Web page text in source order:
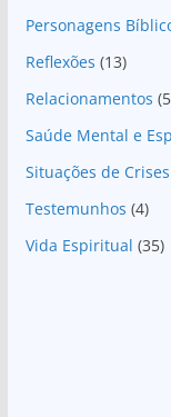
Personagens
Reflexões (13)
Relacionamentos
Saúde Mental e
Situações de Crises
Testemunhos (4)
Vida Espiritual (35)